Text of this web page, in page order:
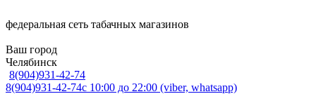
федеральная сеть табачных магазинов
Ваш город
Челябинск
8(904)931-42-74
8(904)931-42-74с 10:00 до 22:00 (viber, whatsapp)